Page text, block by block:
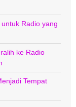
Radio yang
ke Radio
Tempat